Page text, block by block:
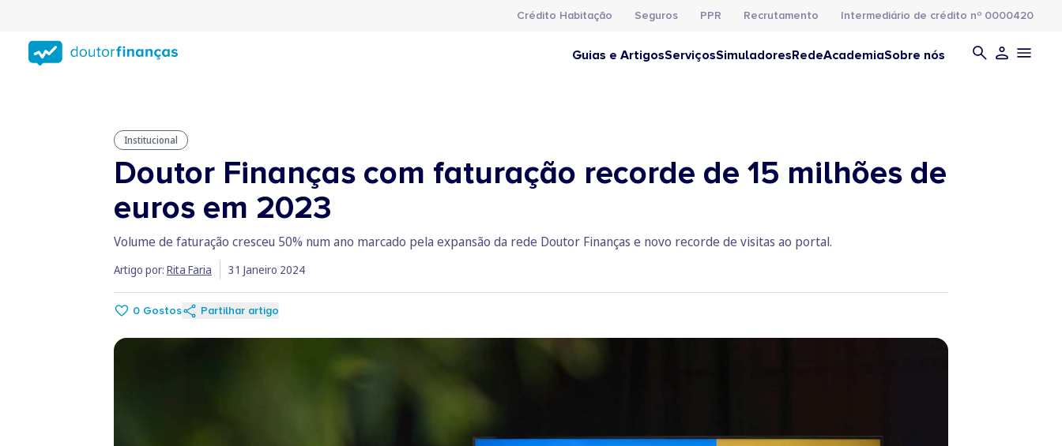
conteúdo
principal
Crédito Habitação Seguros PPR Recrutamento Intermediário de crédito nº 0000420
Guias e ArtigosServiçosSimuladoresRedeAcademiaSobre nós
Institucional
Doutor Finanças com faturação recorde de 15 milhões de
euros em 2023
Volume de faturação cresceu 50% num ano marcado pela expansão da rede Doutor Finanças e novo recorde de visitas ao portal.
Artigo por: Rita Faria 31 Janeiro 2024
0 Gostos Partilhar artigo